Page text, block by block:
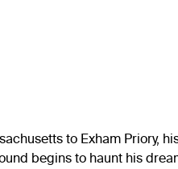
to Exham Priory,
begins to haunt his